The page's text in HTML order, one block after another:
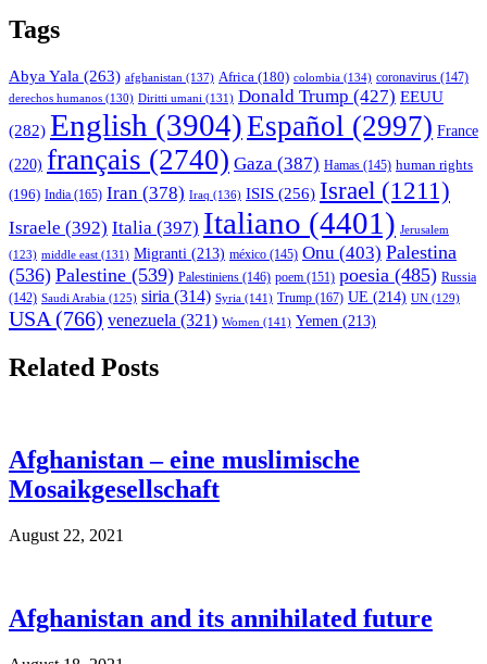
Tags
Abya Yala (263) afghanistan (137) Africa (180) colombia (134) coronavirus (147)
derechos humanos (130) Diritti umani (131) Donald Trump (427) EEUU
(282) English (3904)Español (2997) France
(220) français (2740) Gaza (387) Hamas (145) human rights
(196) India (165) Iran (378) Iraq (136) ISIS (256) Israel (1211)
Israele (392) Italia (397) Italiano (4401) Jerusalem
(123) middle east (131) Migranti (213) méxico (145) Onu (403) Palestina
(536) Palestine (539) Palestiniens (146) poem (151) poesia (485) Russia
(142) Saudi Arabia (125) siria (314) Syria (141) Trump (167) UE (214) UN (129)
USA (766) venezuela (321) Women (141) Yemen (213)
Related Posts
Afghanistan – eine muslimische
Mosaikgesellschaft
August 22, 2021
Afghanistan and its annihilated future